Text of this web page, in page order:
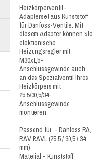
Heizkörperventil-
Adapterset aus Kunststoff
für Danfoss-Ventile. Mit
diesem Adapter können Sie
elektronische
Heizungsregler mit
M30x1,5-
Anschlussgewinde auch
an das Spezialventil Ihres
Heizkörpers mit
25,5/30,5/34-
Anschlussgewinde
montieren.
Passend für - Danfoss RA,
RAV RAVL (25,5 / 30,5 / 34
mm)
Material - Kunststoff